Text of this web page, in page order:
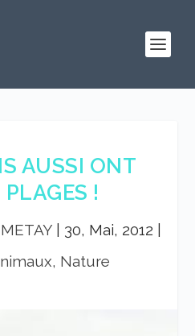
AUSSI ONT
!
| 30, Mai, 2012
Nature